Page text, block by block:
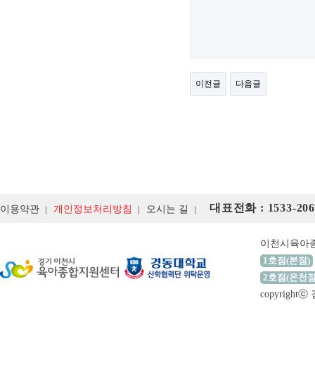
이전글 다음글
이용약관 개인정보처리방침 오시는 길 대표전화 : 1533-
이천시육아
1호점(본점)
2호점(온천
copyrightⓒ